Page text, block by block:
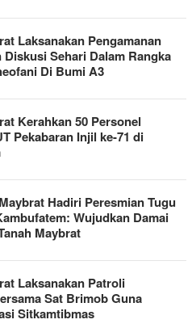
Laksanakan Pengamanan
Diskusi Sehari Dalam Rangka
Di Bumi A3
Kerahkan 50 Personel
Pekabaran Injil ke-71 di
Hadiri Peresmian Tugu
Wujudkan Damai
Maybrat
Laksanakan Patroli
Sat Brimob Guna
Sitkamtibmas